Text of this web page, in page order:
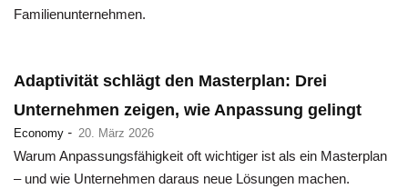
Familienunternehmen.
Adaptivität schlägt den Masterplan: Drei
Unternehmen zeigen, wie Anpassung gelingt
Economy - 20. März 2026
Warum Anpassungsfähigkeit oft wichtiger ist als ein Masterplan
– und wie Unternehmen daraus neue Lösungen machen.